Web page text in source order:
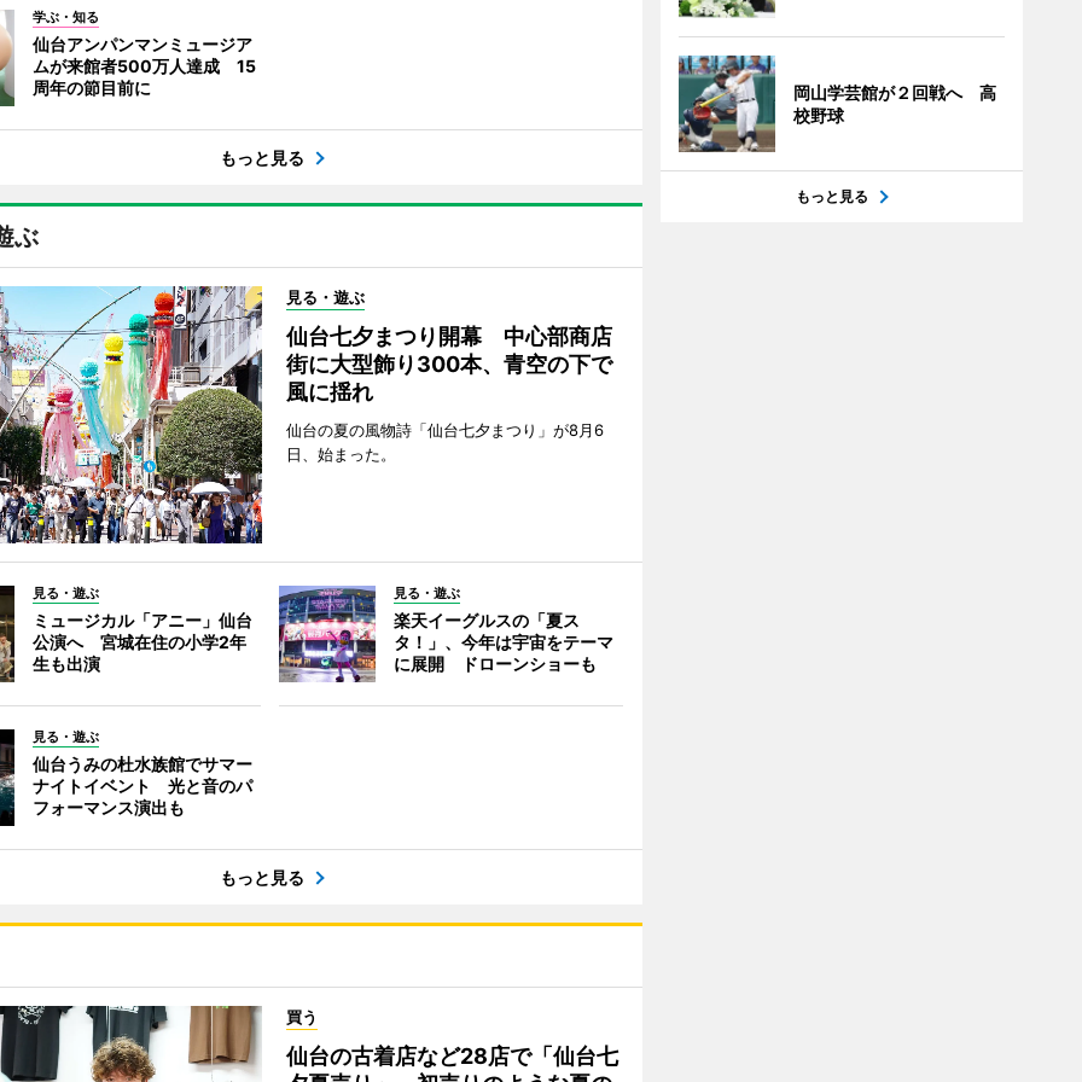
学ぶ・知る
仙台アンパンマンミュージア
ムが来館者500万人達成 15
周年の節目前に
もっと見る
ぶ
見る・遊ぶ
仙台七夕まつり開幕 中心部商店
街に大型飾り300本、青空の下で
風に揺れ
仙台の夏の風物詩「仙台七夕まつり」が8月6
日、始まった。
見る・遊ぶ
ミュージカル「アニー」仙台
公演へ 宮城在住の小学2年
生も出演
見る・遊ぶ
楽天イーグルスの「夏ス
タ！」、今年は宇宙をテーマ
に展開 ドローンショーも
見る・遊ぶ
仙台うみの杜水族館でサマー
ナイトイベント 光と音のパ
フォーマンス演出も
もっと見る
買う
仙台の古着店など28店で「仙台七
岡山学芸館が２回戦へ 高
校野球
もっと見る